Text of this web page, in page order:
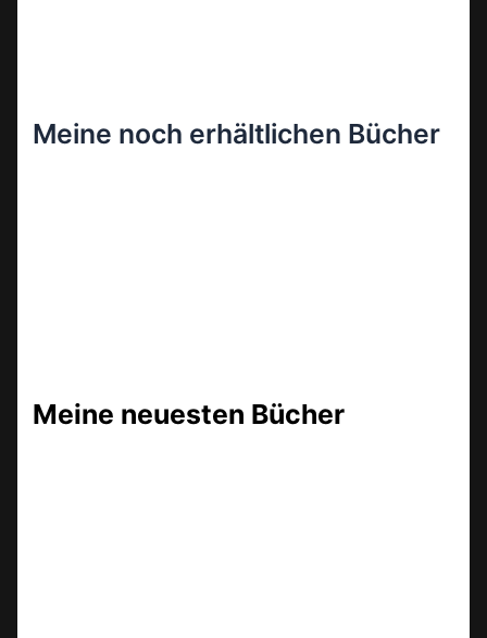
Meine noch erhältlichen Bücher
Meine neuesten Bücher